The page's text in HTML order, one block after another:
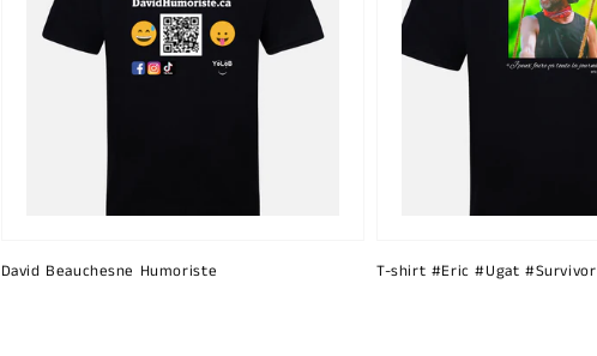
David Beauchesne Humoriste T-shirt #Eric #Ugat #Survivor